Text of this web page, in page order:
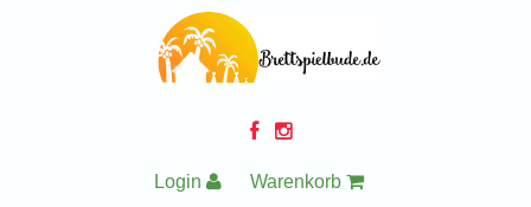
Login Warenkorb